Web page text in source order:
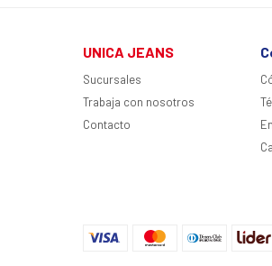
UNICA JEANS
Sucursales
Trabaja con nosotros
Contacto